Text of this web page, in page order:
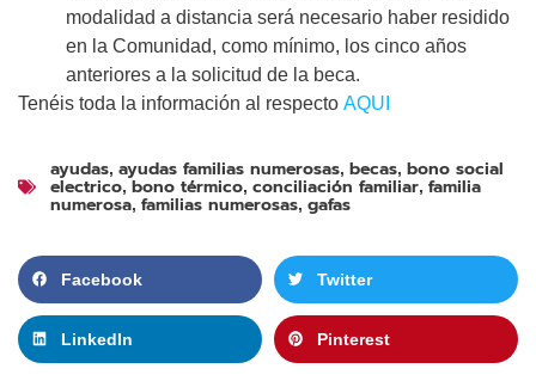
modalidad a distancia será necesario haber residido
en la Comunidad, como mínimo, los cinco años
anteriores a la solicitud de la beca.
Tenéis toda la información al respecto AQUI
ayudas, ayudas familias numerosas, becas, bono social
electrico, bono térmico, conciliación familiar, familia
numerosa, familias numerosas, gafas
Facebook Twitter
LinkedIn Pinterest